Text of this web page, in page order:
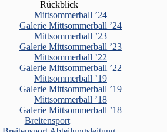
Rückblick
Mittsommerball ’24
Galerie Mittsommerball ’24
Mittsommerball ’23
Galerie Mittsommerball ’23
Mittsommerball ’22
Galerie Mittsommerball ’22
Mittsommerball ’19
Galerie Mittsommerball ’19
Mittsommerball ’18
Galerie Mittsommerball ’18
Breitensport